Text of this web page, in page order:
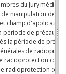
du Jury médical
manipulation de
champ d'application
période de précaution
la période de
de
radioprotection
radioprotection